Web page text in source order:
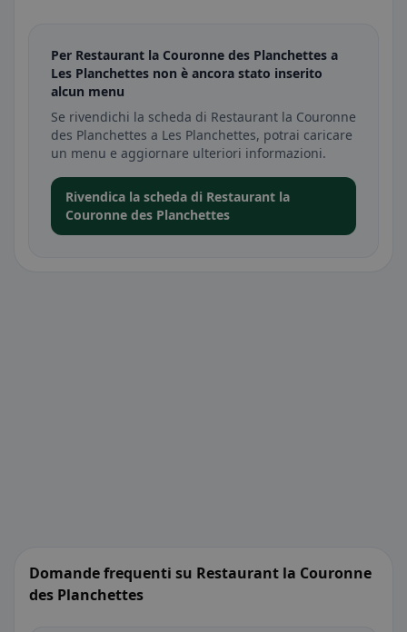
Per Restaurant la Couronne des Planchettes a
Les Planchettes non è ancora stato inserito
alcun menu
Se rivendichi la scheda di Restaurant la Couronne
des Planchettes a Les Planchettes, potrai caricare
un menu e aggiornare ulteriori informazioni.
Rivendica la scheda di Restaurant la
Couronne des Planchettes
Domande frequenti su Restaurant la Couronne
des Planchettes